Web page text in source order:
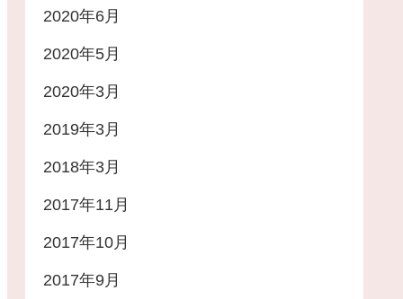
2020年6月
2020年5月
2020年3月
2019年3月
2018年3月
2017年11月
2017年10月
2017年9月